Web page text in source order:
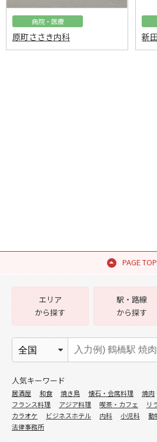
病院・医療
原町ささき内科 新
PAGE TOP
エリア
から探す
駅・路線
から探す
人気キーワード
居酒屋 和食 焼き鳥 懐石・会席料理 焼肉
フランス料理
アジア料理 喫茶・カフェ リ
カラオケ
ビジネスホテル 内科 小児科 動
法律事務所